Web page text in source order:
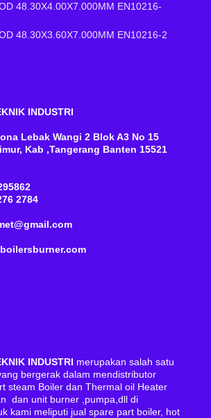
48.30X4.00X7.000MM EN10216-
48.30X3.60X7.000MM EN10216-2
INDUSTRI
Lebak Wangi 2 Blok A3 No 15
Kab ,Tangerang Banten 15521
2784
INDUSTRI merupakan salah satu
bergerak dalam mendistributor
steam Boiler dan Thermal oil Heater
dan unit burner ,pumpa,dll di
kami meliputi jual spare part boiler, hot